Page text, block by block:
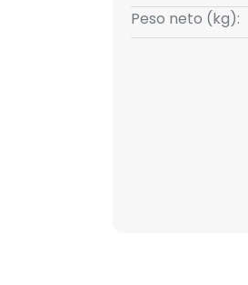
Peso neto (kg):